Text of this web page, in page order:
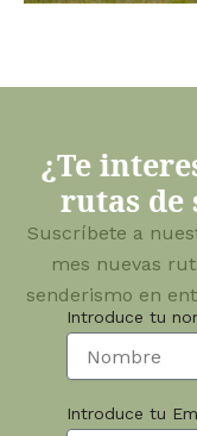
¿Te
rutas de
Suscríbete a
mes nuevas
senderismo en
Introduce tu
Introduce tu